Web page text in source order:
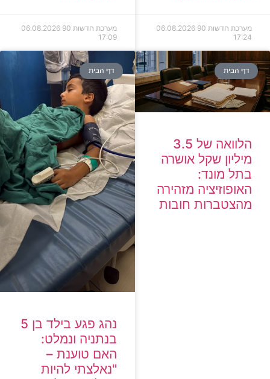
מערכת חדשות 90
06.08.2026
17:24
מערכת חדשות 90
06.08.2026
17:09
דף הבית
הלוואה של 3.5
מיליון שקל אושרה
בתל מונד:
האופוזיציה מזהירה
מהצטברות חובות
דף הבית
נהג פגע בילד בן 5
בנתניה ונמלט:
האם טוענת –
"נאלצתי להיות